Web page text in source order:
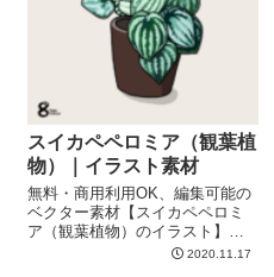
スイカペペロミア（観葉植
物）｜イラスト素材
無料・商用利用OK、編集可能の
ベクター素材【スイカペペロミ
ア（観葉植物）のイラスト】で
2020.11.17